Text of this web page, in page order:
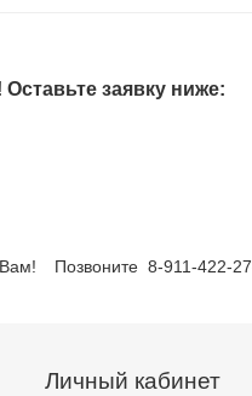
заявку ниже:
Позвоните 8-911-422-
Личный кабинет